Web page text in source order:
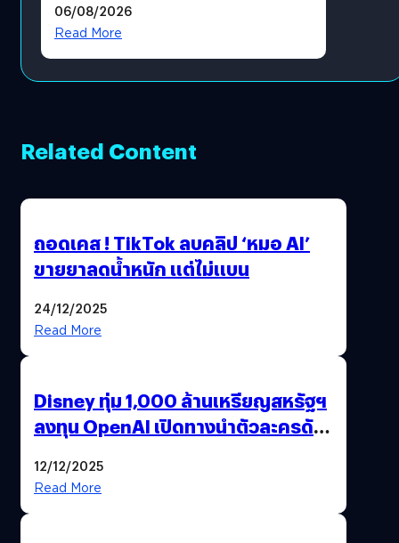
Revenue เร่งเครื่อง New
ปันผล 0.10 บาท/หุ้น
06/08/2026
Read More
Related Content
ถอดเคส ! TikTok ลบคลิป ‘หมอ AI’
ขายยาลดน้ำหนัก แต่ไม่แบน
24/12/2025
Read More
Disney ทุ่ม 1,000 ล้านเหรียญสหรัฐฯ
ลงทุน OpenAI เปิดทางนำตัวละครดัง
12/12/2025
Read More